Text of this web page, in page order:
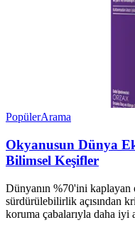
PopülerArama
Okyanusun Dünya
Bilimsel Keşifler
Dünyanın %70'ini
sürdürülebilirlik açısından
koruma çabalarıyla daha iyi